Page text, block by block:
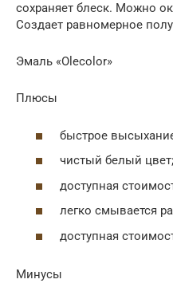
сохраняет блеск. Можно
Создает равномерное
Эмаль «Olecolor»
Плюсы
быстрое
чистый белый цвет;
доступная
легко смывается
доступная
Минусы